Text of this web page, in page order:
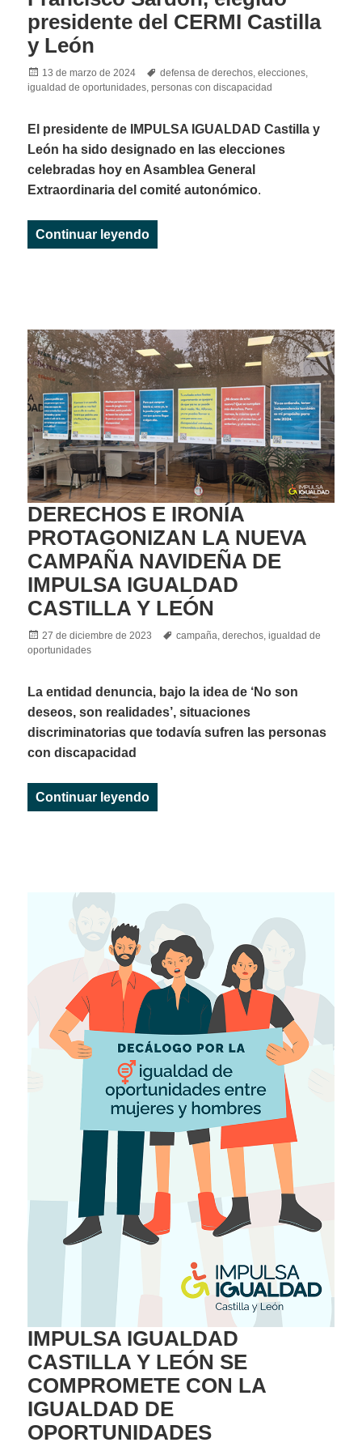
presidente del CERMI Castilla
y León
Posted
on
13 de marzo de 2024 Tags
defensa de derechos ,elecciones
igualdad de oportunidades ,personas con discapacidad
El presidente de IMPULSA IGUALDAD Castilla y
León ha sido designado en las elecciones
celebradas hoy en Asamblea General
Extraordinaria del comité autonómico.
Continuar leyendo«Francisco Sardón, elegido
DERECHOS E IRONÍA
PROTAGONIZAN LA NUEVA
CAMPAÑA NAVIDEÑA DE
IMPULSA IGUALDAD
CASTILLA Y LEÓN
Posted
on
27 de diciembre de 2023 Tags
campaña ,derechos ,igualdad de
oportunidades
La entidad denuncia, bajo la idea de ‘No son
deseos, son realidades’, situaciones
discriminatorias que todavía sufren las personas
con discapacidad
Continuar leyendo«DERECHOS E IRONÍA
IMPULSA IGUALDAD
CASTILLA Y LEÓN SE
COMPROMETE CON LA
IGUALDAD DE
OPORTUNIDADES